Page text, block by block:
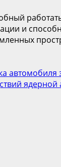
и
автомобиля
ядерной